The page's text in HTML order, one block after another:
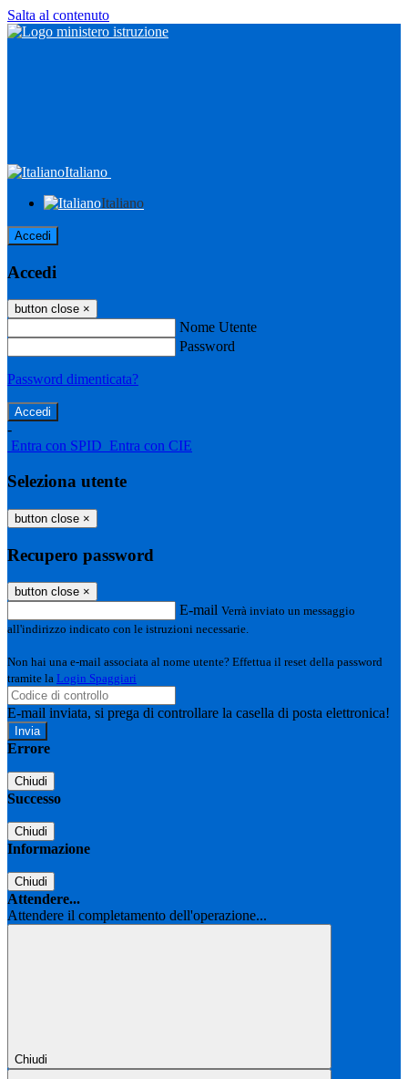
Salta al contenuto
Italiano
Italiano
Accedi
Accedi
button close ×
Nome Utente
Password
Password dimenticata?
-
Entra con SPID Entra con CIE
Seleziona utente
button close ×
Recupero password
button close ×
E-mail Verrà inviato un messaggio
all'indirizzo indicato con le istruzioni necessarie.
Non hai una e-mail associata al nome utente? Effettua il reset della password
tramite la Login Spaggiari
E-mail inviata, si prega di controllare la casella di posta elettronica!
Errore
Chiudi
Successo
Chiudi
Informazione
Chiudi
Attendere...
Attendere il completamento dell'operazione...
Chiudi